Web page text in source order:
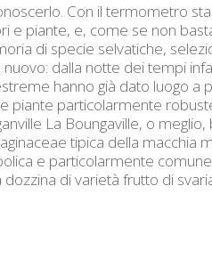
Con il termometro
e piante, e, come se non
di specie selvatiche,
dalla notte dei tempi
hanno già dato luogo a
piante particolarmente
La Boungaville, o
tipica della macchia
e particolarmente
dozzina di varietà frutto di